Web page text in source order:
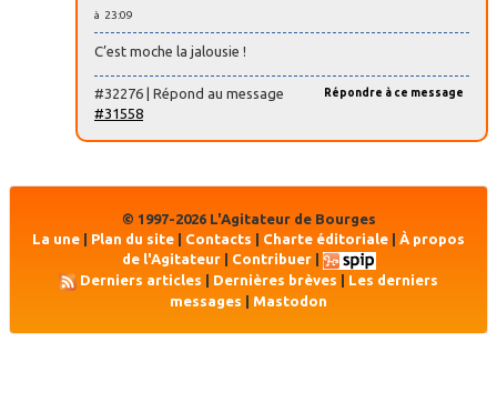
à 23:09
C’est moche la jalousie !
Répondre à ce message
#32276 | Répond au message
#31558
© 1997-2026 L'Agitateur de Bourges
La une
Plan du site Contacts Charte éditoriale
À propos
de l'Agitateur| Contribuer|
Derniers articles
Dernières brèves
Les derniers
messages | Mastodon